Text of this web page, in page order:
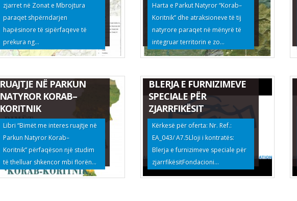
zjarret në Zonat e Mbrojtura
paraqet shpërndarjen
hapësinore të sipërfaqeve të
prekura ng...
Harta e Parkut Natyror “Korab–
Koritnik” dhe atraksioneve të tij
natyrore paraqet në mënyrë të
integruar territorin e zo...
RUAJTJE NË PARKUN
NATYROR KORAB–
KORITNIK
Libri “Bimët me interes ruajtje në
Parkun Natyror Korab–
Koritnik” përfaqëson një studim
të thelluar shkencor mbi florën...
BLERJA E FURNIZIMEVE
SPECIALE PËR
ZJARRFIKËSIT
Kërkesë për oferta: Nr. Ref.:
EA_043/ A7.5Lloji i kontratës:
Blerja e furnizimeve speciale për
zjarrfikësitFondacioni...